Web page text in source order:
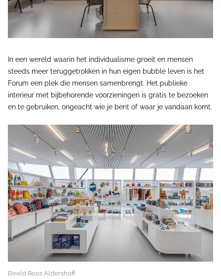
In een wereld waarin het individualisme groeit en mensen
steeds meer teruggetrokken in hun eigen bubble leven is het
Forum een plek die mensen samenbrengt. Het publieke
interieur met bijbehorende voorzieningen is gratis te bezoeken
en te gebruiken, ongeacht wie je bent of waar je vandaan komt.
Beeld Roos Aldershoff